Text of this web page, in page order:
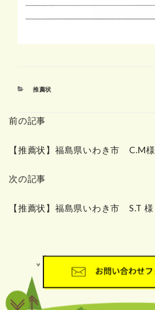
カ
リ
推薦状
前の記事
【推薦状】福島県いわき市 C.M様
次の記事
【推薦状】福島県いわき市 S.T 様